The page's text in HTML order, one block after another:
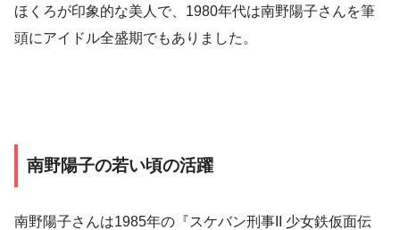
ほくろが印象的な美人で、1980年代は南野陽子さんを筆
頭にアイドル全盛期でもありました。
南野陽子の若い頃の活躍
南野陽子さんは1985年の『スケバン刑事II 少女鉄仮面伝